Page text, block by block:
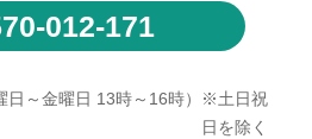
012-171
日～金曜日 13時～16時）※土日祝
日を除く